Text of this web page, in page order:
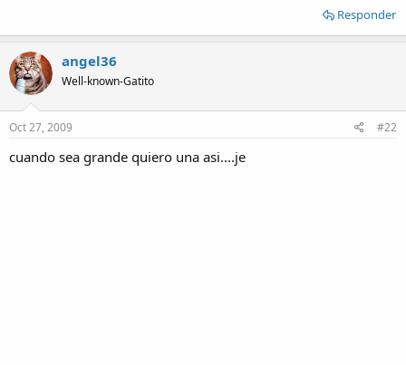
Responder
angel36
Well-known-Gatito
Oct 27, 2009 #22
cuando sea grande quiero una asi....je